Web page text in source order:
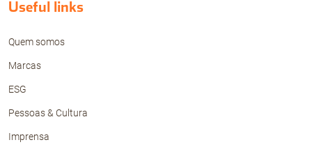
Useful links
Quem somos
Marcas
ESG
Pessoas & Cultura
Imprensa